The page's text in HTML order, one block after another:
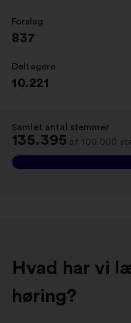
Forslag
:
837
Deltagere
:
10.221
Samlet antal stemmer
:
135.395 af 100.000
Hvad har vi
høring?